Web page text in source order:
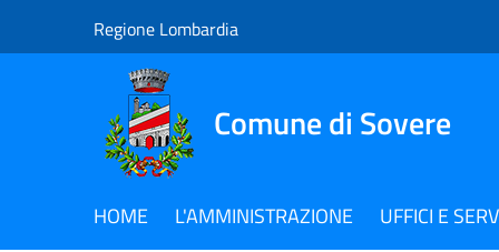
Regione Lombardia
Comune di Sovere
HOME L'AMMINISTRAZIONE UFFICI E